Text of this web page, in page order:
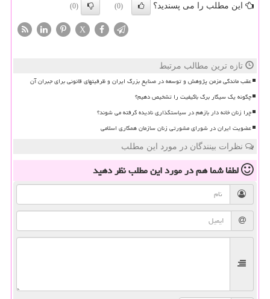
این مطلب را می پسندید؟ (0)
(0)
X
تازه ترین مطالب مرتبط
عقب ماندگی مزمن پژوهش و توسعه در صنایع بزرگ ایران و ظرفیتهای قانونی برای جبران آن
چگونه یک سیگار برگ باکیفیت را تشخیص دهیم؟
چرا زنان خانه دار بازهم در سیاستگذاری نادیده گرفته می شوند؟
عضویت ایران در شورای مشورتی زنان سازمان همکاری اسلامی
نظرات بینندگان در مورد این مطلب
لطفا شما همدر مورد این مطلبنظر دهید